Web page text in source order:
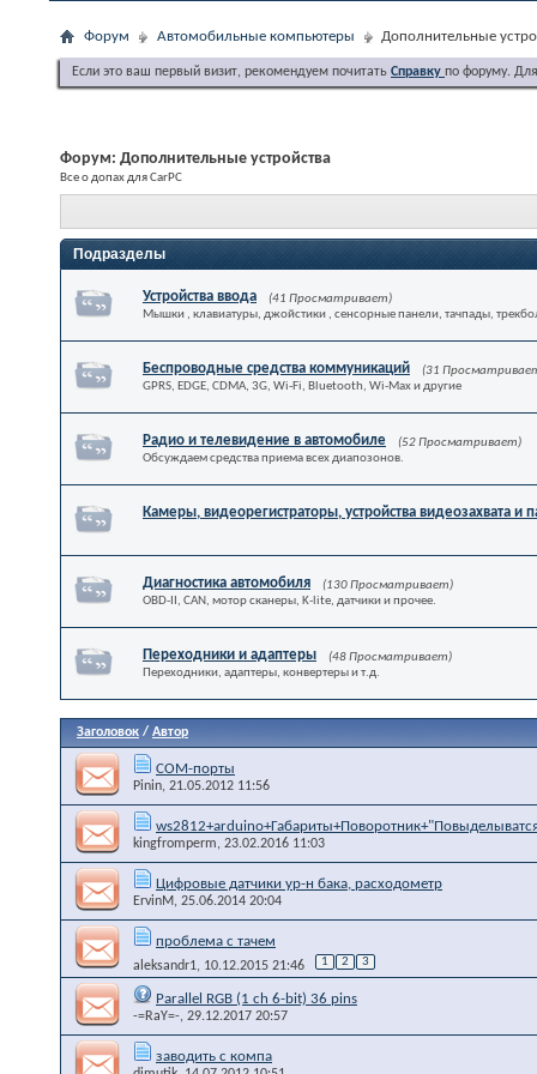
Форум Автомобильные компьютеры Дополнительные
Если это ваш первый визит, рекомендуем почитать Справку по форуму.
Форум: Дополнительные устройства
Все о допах для CarPC
Подразделы
Устройства ввода
(41 Просматривает)
Мышки , клавиатуры, джойстики , сенсорные панели, тачпады,
Беспроводные средства коммуникаций
(31
GPRS, EDGE, CDMA, 3G, Wi-Fi, Bluetooth, Wi-Max и другие
Радио и телевидение в автомобиле
(52 Просматривает)
Обсуждаем средства приема всех диапозонов.
Камеры, видеорегистраторы, устройства видеозахвата и
Диагностика автомобиля
(130 Просматривает)
OBD-II, CAN, мотор сканеры, K-lite, датчики и прочее.
Переходники и адаптеры
(48 Просматривает)
Переходники, адаптеры, конвертеры и т.д.
Заголовок / Автор
СОМ-порты
Pinin, 21.05.2012 11:56
kingfromperm, 23.02.2016 11:03
Цифровые датчики ур-н бака, расходометр
ErvinM, 25.06.2014 20:04
проблема с тачем
aleksandr1, 10.12.2015 21:46 1 2 3
Parallel RGB (1 ch 6-bit) 36 pins
-=RaY=-, 29.12.2017 20:57
заводить с компа